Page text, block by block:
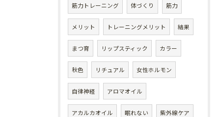
筋力トレーニング 体づくり 筋力
メリット トレーニングメリット 結果
まつ育 リップスティック カラー
秋色 リチュアル 女性ホルモン
自律神経 アロマオイル
アカルカオイル 眠れない 紫外線ケア